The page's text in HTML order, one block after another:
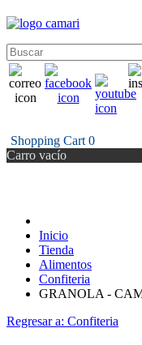
Shopping Cart 0
Carro vacío
Inicio
Tienda
Alimentos
Confiteria
GRANOLA -
Regresar a: Confiteria